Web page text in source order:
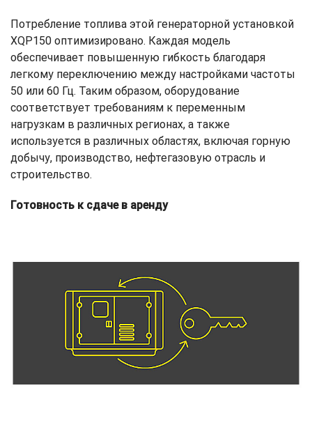
Потребление топлива этой генераторной установкой
XQP150 оптимизировано. Каждая модель
обеспечивает повышенную гибкость благодаря
легкому переключению между настройками частоты
50 или 60 Гц. Таким образом, оборудование
соответствует требованиям к переменным
нагрузкам в различных регионах, а также
используется в различных областях, включая горную
добычу, производство, нефтегазовую отрасль и
строительство.
Готовность к сдаче в аренду